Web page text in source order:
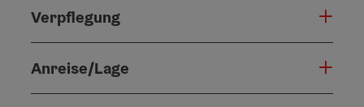
Verpflegung
Anreise/Lage